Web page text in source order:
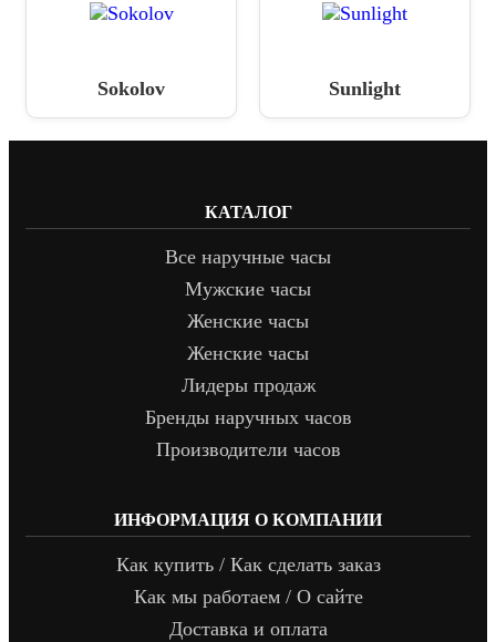
Sokolov Sunlight
КАТАЛОГ
Все наручные часы
Мужские часы
Женские часы
Женские часы
Лидеры продаж
Бренды наручных часов
Производители часов
ИНФОРМАЦИЯ О КОМПАНИИ
Как купить / Как сделать заказ
Как мы работаем / О сайте
Доставка и оплата